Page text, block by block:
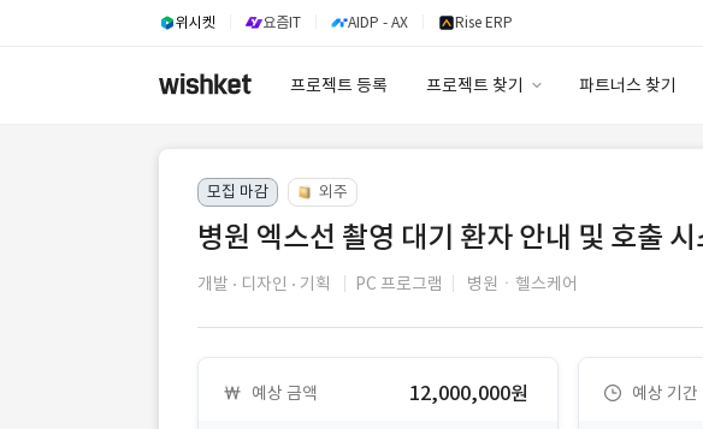
위시켓 요즘IT AIDP - AX Rise ERP
프로젝트 등록 프로젝트 찾기 파트너스 찾기
모집 마감 외주
병원 엑스선 촬영 대기 환자 안내 및 호출 시
개발 디자인 기획 PC 프로그램 병원ㆍ헬스케어
예상 금액 12,000,000원 예상 기간